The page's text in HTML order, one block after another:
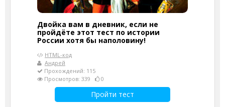
Двойка вам в дневник, если не
пройдёте этот тест по истории
России хотя бы наполовину!
HTML-код
Андрей
Прохождений: 115
Просмотров: 339
0
Пройти тест